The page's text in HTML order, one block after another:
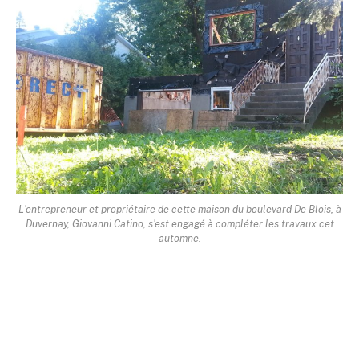
L'entrepreneur et propriétaire de cette maison du boulevard De Blois, à
Duvernay, Giovanni Catino, s'est engagé à compléter les travaux cet
automne.